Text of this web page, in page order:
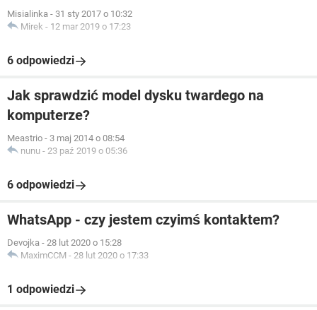
Misialinka - 31 sty 2017 o 10:32
Mirek - 12 mar 2019 o 17:23
6 odpowiedzi
Jak sprawdzić model dysku twardego na
komputerze?
Meastrio - 3 maj 2014 o 08:54
nunu - 23 paź 2019 o 05:36
6 odpowiedzi
WhatsApp - czy jestem czyimś kontaktem?
Devojka - 28 lut 2020 o 15:28
MaximCCM - 28 lut 2020 o 17:33
1 odpowiedzi